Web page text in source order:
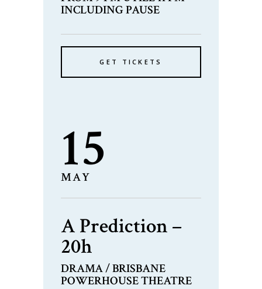
INCLUDING PAUSE
GET TICKETS
15
MAY
A Prediction –
20h
DRAMA / BRISBANE
POWERHOUSE THEATRE